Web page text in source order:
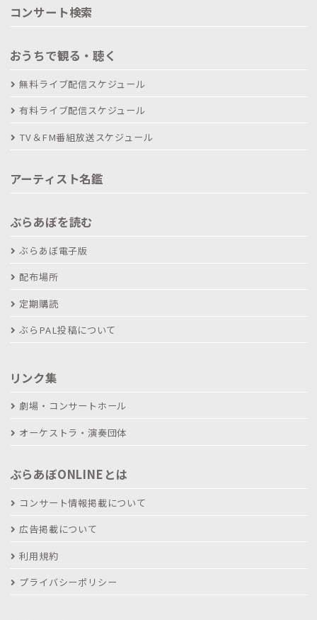
コンサート検索
おうちで観る・聴く
無料ライブ配信スケジュール
有料ライブ配信スケジュール
TV＆FM番組放送スケジュール
アーティスト名鑑
ぶらあぼを読む
ぶらあぼ電子版
配布場所
定期購読
ぶらPAL投稿について
リンク集
劇場・コンサートホール
オーケストラ・演奏団体
ぶらあぼONLINEとは
コンサート情報掲載について
広告掲載について
利用規約
プライバシーポリシー